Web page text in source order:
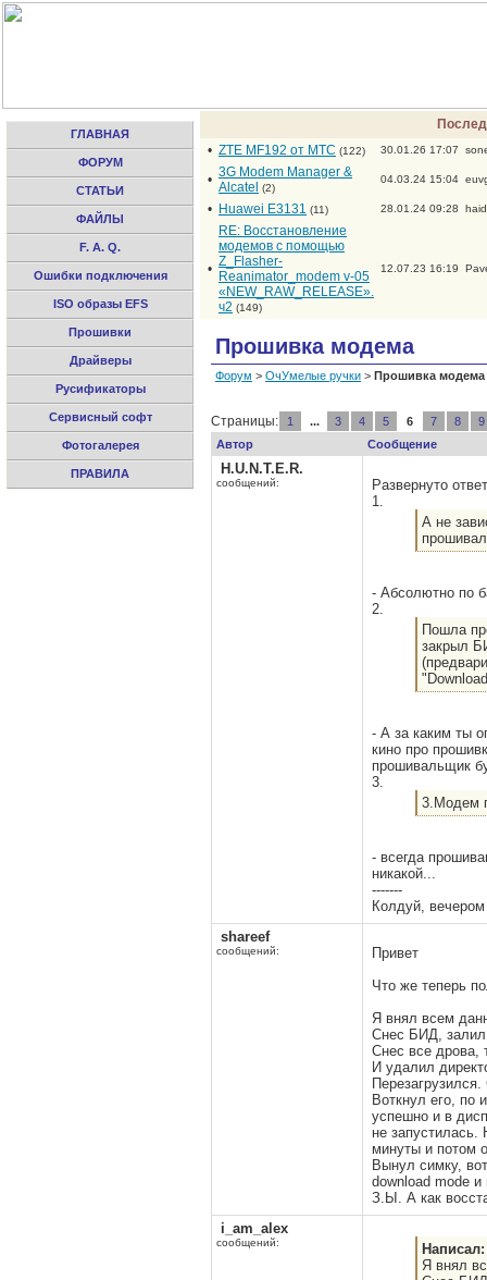
ГЛАВНАЯ
ФОРУМ
СТАТЬИ
ФАЙЛЫ
F. A. Q.
Ошибки подключения
ISO образы EFS
Прошивки
Драйверы
Русификаторы
Сервисный софт
Фотогалерея
ПРАВИЛА
• ZTE MF192 от МТС (122) 30.01.26 17:07
• 3G Modem Manager &
Alcatel
(2)
04.03.24 15:04
• Huawei E3131 (11) 28.01.24 09:28
•
RE: Восстановление
модемов с помощью
Z_Flasher-
Reanimator_modem v-05
«NEW_RAW_RELEASE».
ч2 (149)
12.07.23 16:19
Прошивка модема
Форум > ОчУмелые ручки > Прошивка модема
Страницы: 1 ... 3 4 5 6 7 8
9
Автор
Сообщение
H.U.N.T.E.R.
сообщений:
Развернуто
1.
А не
- Абсолютно по
2.
Пошла
закрыл
- А за каким ты
кино про
прошивальщик
3.
3.Модем
- всегда
никакой...
-------
Колдуй,
shareef
сообщений:
Привет
Что же теперь
Я внял всем
Снес БИД, залил
Снес все дрова,
И удалил
Воткнул его, по
успешно и в
не
минуты и потом
Вынул симку,
download mode
З.Ы. А как
i_am_alex
сообщений:
Я внял